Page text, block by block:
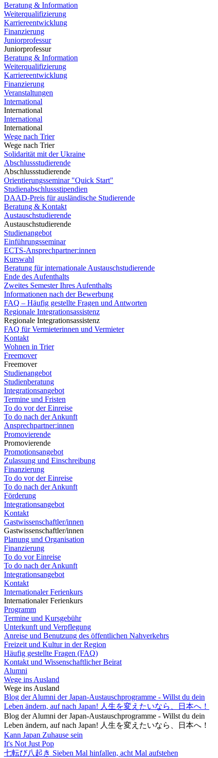
Beratung & Information
Weiterqualifizierung
Karriereentwicklung
Finanzierung
Juniorprofessur
Juniorprofessur
Beratung & Information
Weiterqualifizierung
Karriereentwicklung
Finanzierung
Veranstaltungen
International
International
International
International
Wege nach Trier
Wege nach Trier
Solidarität mit der Ukraine
Abschlussstudierende
Abschlussstudierende
Orientierungsseminar "Quick Start"
Studienabschlussstipendien
DAAD-Preis für ausländische Studierende
Beratung & Kontakt
Austauschstudierende
Austauschstudierende
Studienangebot
Einführungsseminar
ECTS-Ansprechpartner:innen
Kurswahl
Beratung für internationale Austauschstudierende
Ende des Aufenthalts
Zweites Semester Ihres Aufenthalts
Informationen nach der Bewerbung
FAQ – Häufig gestellte Fragen und Antworten
Regionale Integrationsassistenz
Regionale Integrationsassistenz
FAQ für Vermieterinnen und Vermieter
Kontakt
Wohnen in Trier
Freemover
Freemover
Studienangebot
Studienberatung
Integrationsangebot
Termine und Fristen
To do vor der Einreise
To do nach der Ankunft
Ansprechpartner:innen
Promovierende
Promovierende
Promotionsangebot
Zulassung und Einschreibung
Finanzierung
To do vor der Einreise
To do nach der Ankunft
Förderung
Integrationsangebot
Kontakt
Gastwissenschaftler/innen
Gastwissenschaftler/innen
Planung und Organisation
Finanzierung
To do vor Einreise
To do nach der Ankunft
Integrationsangebot
Kontakt
Internationaler Ferienkurs
Internationaler Ferienkurs
Programm
Termine und Kursgebühr
Unterkunft und Verpflegung
Anreise und Benutzung des öffentlichen Nahverkehrs
Freizeit und Kultur in der Region
Häufig gestellte Fragen (FAQ)
Kontakt und Wissenschaftlicher Beirat
Alumni
Wege ins Ausland
Wege ins Ausland
Blog der Alumni der Japan-Austauschprogramme - Willst du dein
Leben ändern, auf nach Japan! 人生を変えたいなら、日本へ！
Blog der Alumni der Japan-Austauschprogramme - Willst du dein
Leben ändern, auf nach Japan! 人生を変えたいなら、日本へ！
Kann Japan Zuhause sein
It's Not Just Pop
七転び八起き Sieben Mal hinfallen, acht Mal aufstehen